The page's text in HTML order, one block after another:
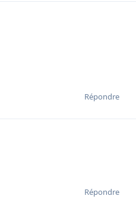
Répondre
Répondre